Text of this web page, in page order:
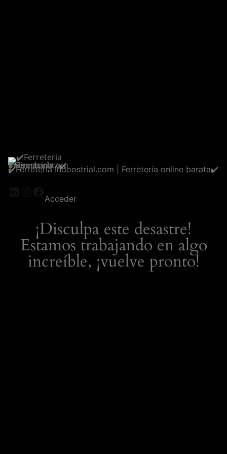
✔️Ferreteria Indoostrial.com | Ferretería online barata✔️
LinkedIn
Instagram
Facebook
Acceder
¡Disculpa este desastre!
Estamos trabajando en algo
increíble, ¡vuelve pronto!